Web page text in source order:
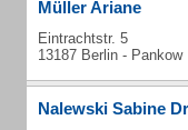
Müller Ariane
Eintrachtstr. 5
13187 Berlin - Pankow
Nalewski Sabine